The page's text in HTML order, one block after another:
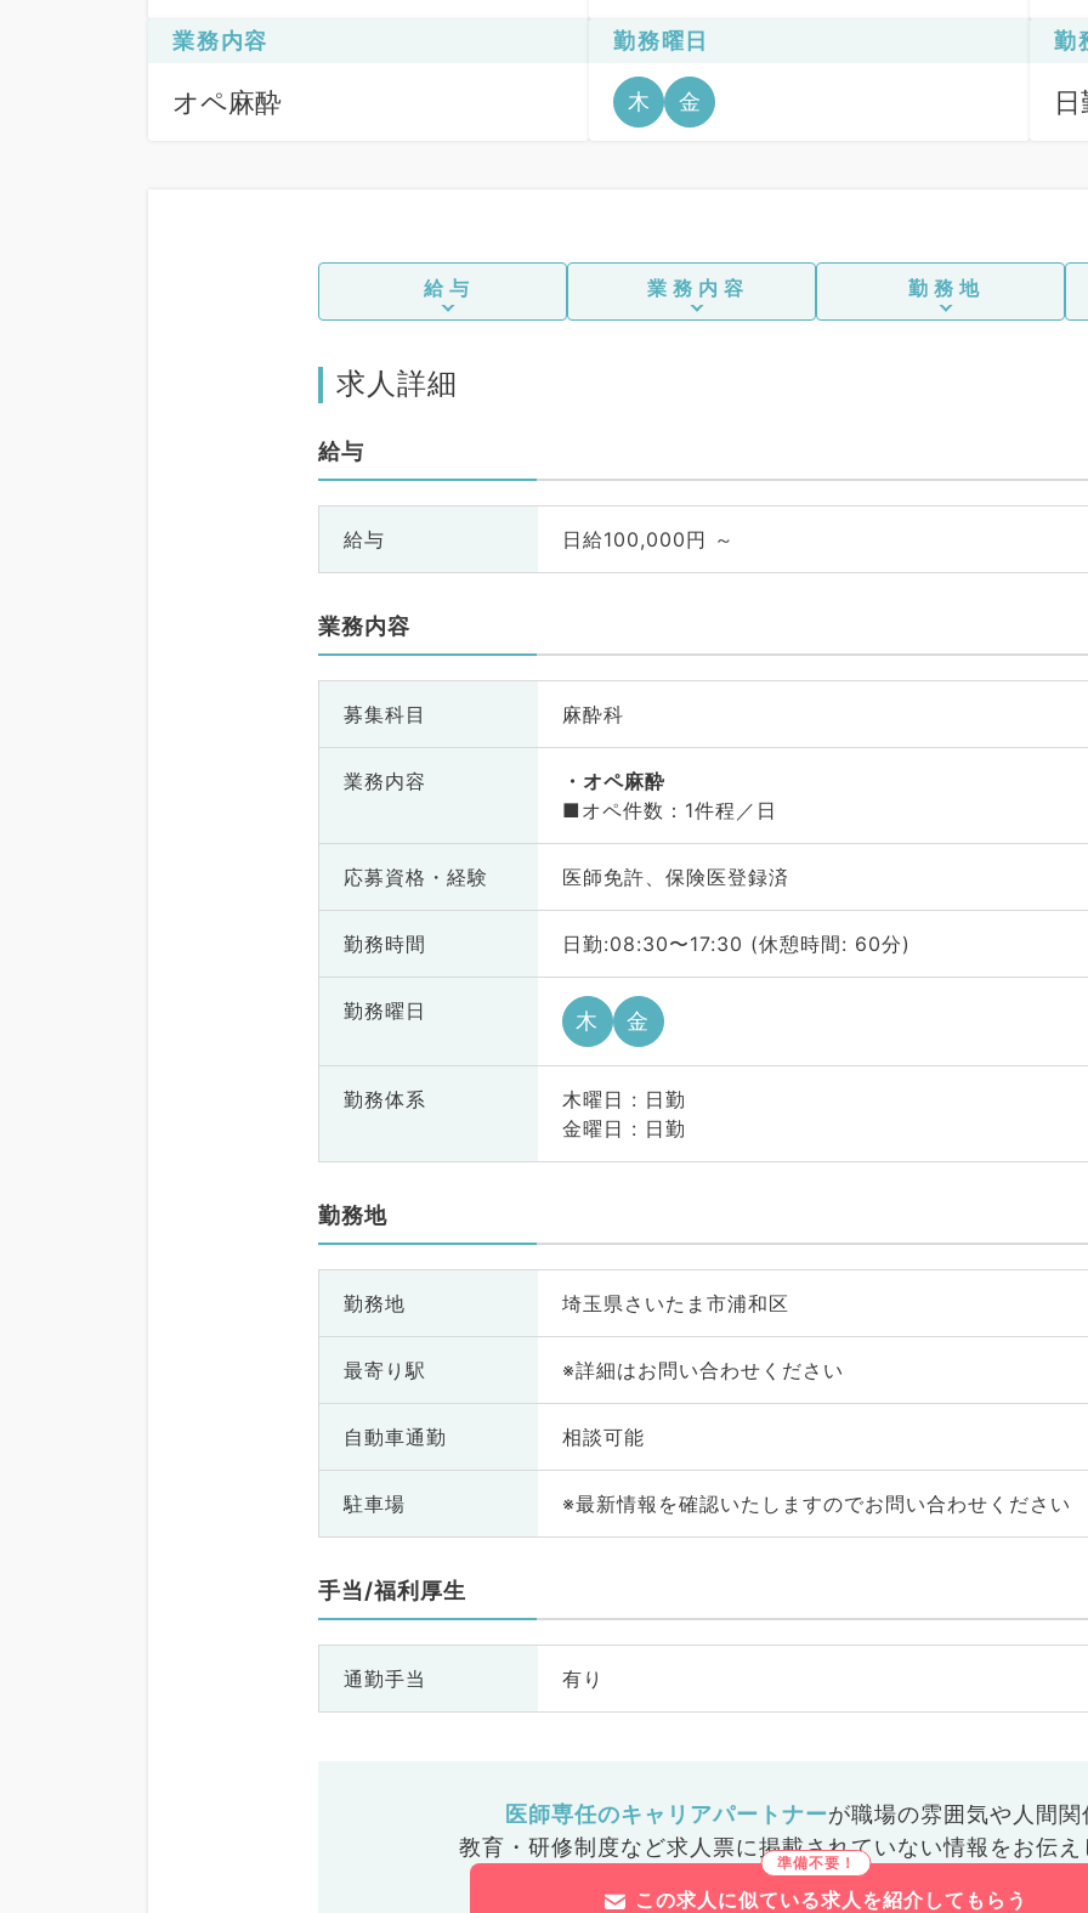
業務内容
オペ麻酔
勤務曜日
木 金
勤
給与 業務内容 勤務地
求人詳細
給与
給与 日給100,000円 ～
業務内容
募集科目 麻酔科
業務内容
オペ麻酔
■オペ件数：1件程／日
応募資格・ 経験 医師免許、保険医登録済
勤務時間 日勤:08:30〜17:30 (休憩時間: 60分)
勤務曜日 木 金
勤務体系
木曜日 : 日勤
金曜日 : 日勤
勤務地
勤務地 埼玉県さいたま市浦和区
最寄り駅 ※詳細はお問い合わせください
自動車通勤 相談可能
駐車場 ※最新情報を確認いたしますのでお問い合わせください
手当/福利厚生
通勤手当 有り
医師専任のキャリアパートナーが職場の雰囲気や人間関
教育・研修制度など求人票に掲載されていない情報をお伝え
この求人に似ている求人を紹介してもらう